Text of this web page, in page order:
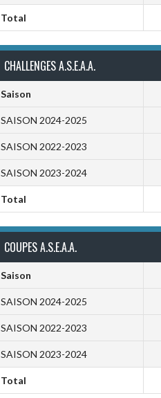
Total
CHALLENGES A.S.E.A.A.
Saison
SAISON 2024-2025
SAISON 2022-2023
SAISON 2023-2024
Total
COUPES A.S.E.A.A.
Saison
SAISON 2024-2025
SAISON 2022-2023
SAISON 2023-2024
Total